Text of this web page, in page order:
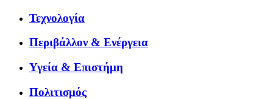
Τεχνολογία
Περιβάλλον & Ενέργεια
Υγεία & Επιστήμη
Πολιτισμός